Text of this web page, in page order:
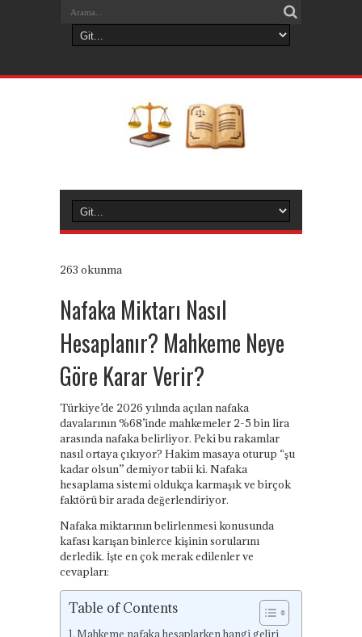
263 okunma
Nafaka Miktarı Nasıl
Hesaplanır? Mahkeme Neye
Göre Karar Verir?
Türkiye’de 2026 yılında açılan nafaka
davalarının %68’inde mahkemeler 2-5 bin lira
arasında nafaka belirliyor. Peki bu rakamlar
nasıl ortaya çıkıyor? Hakim masaya oturup “şu
kadar olsun” demiyor tabii ki. Nafaka
hesaplama sistemi oldukça karmaşık ve birçok
faktörü bir arada değerlendiriyor.
Nafaka miktarının belirlenmesi konusunda
kafası karışan binlerce kişinin sorularını
derledik. İşte en çok merak edilenler ve
cevapları:
Table of Contents
Mahkeme nafaka hesaplarken hangi geliri